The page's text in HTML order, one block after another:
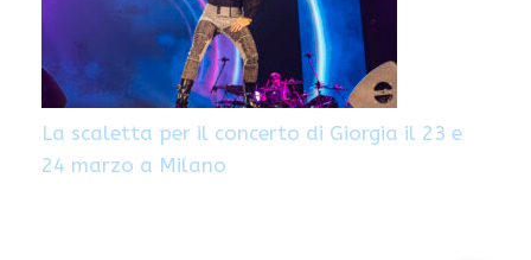
La scaletta per il concerto di Giorgia il 23 e
24 marzo a Milano